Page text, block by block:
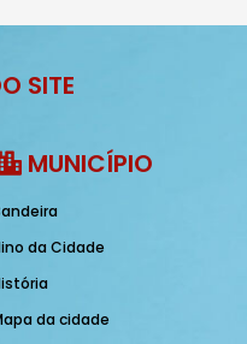
SITE
MUNICÍPIO
da Cidade
da cidade